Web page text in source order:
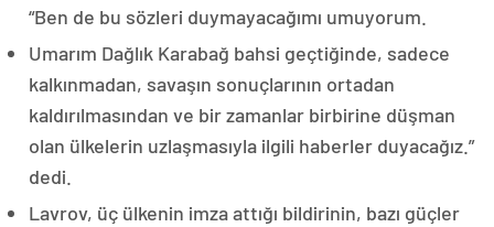
“Ben de bu sözleri duymayacağımı umuyorum.
Umarım Dağlık Karabağ bahsi geçtiğinde, sadece
kalkınmadan, savaşın sonuçlarının ortadan
kaldırılmasından ve bir zamanlar birbirine düşman
olan ülkelerin uzlaşmasıyla ilgili haberler duyacağız.”
dedi.
Lavrov, üç ülkenin imza attığı bildirinin, bazı güçler